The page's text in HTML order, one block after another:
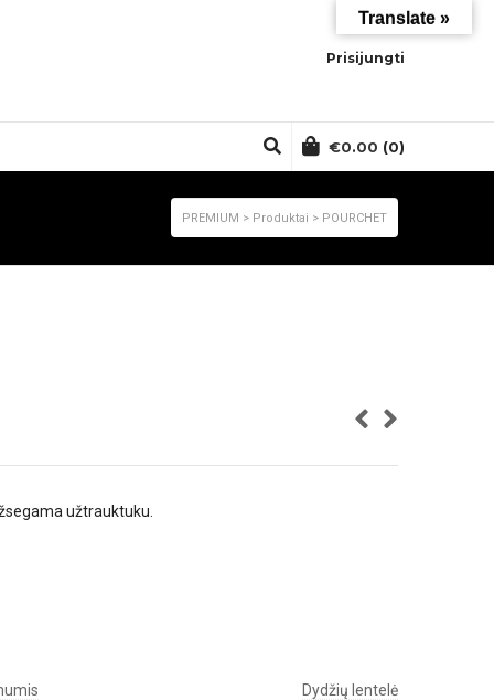
Prisijungti
€0.00 (0)
PREMIUM > Produktai > POURCHET
užtrauktuku.
Dydžių lentelė
Translate »